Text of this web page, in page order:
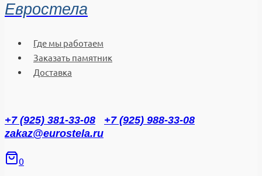
Евростела
Где мы работаем
Заказать памятник
Доставка
+7 (925) 381-33-08
+7 (925) 988-33-08
zakaz@eurostela.ru
0